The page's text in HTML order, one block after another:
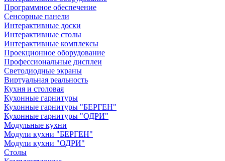
Программное обеспечение
Сенсорные панели
Интерактивные доски
Интерактивные столы
Интерактивные комплексы
Проекционное оборудование
Профессиональные дисплеи
Светодиодные экраны
Виртуальная реальность
Кухня и столовая
Кухонные гарнитуры
Кухонные гарнитуры "БЕРГЕН"
Кухонные гарнитуры "ОДРИ"
Модульные кухни
Модули кухни "БЕРГЕН"
Модули кухни "ОДРИ"
Столы